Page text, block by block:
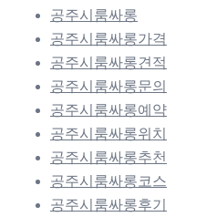
공주시룸싸롱
공주시룸싸롱가격
공주시룸싸롱견적
공주시룸싸롱문의
공주시룸싸롱예약
공주시룸싸롱위치
공주시룸싸롱추천
공주시룸싸롱코스
공주시룸싸롱후기